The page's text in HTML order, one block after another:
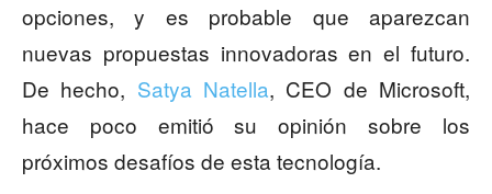
opciones, y es probable que aparezcan
nuevas propuestas innovadoras en el futuro.
De hecho, Satya Natella, CEO de Microsoft,
hace poco emitió su opinión sobre los
próximos desafíos de esta tecnología.